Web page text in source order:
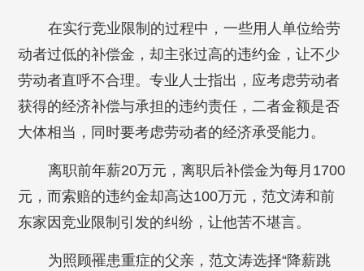
在实行竞业限制的过程中，一些用人单位给劳
动者过低的补偿金，却主张过高的违约金，让不少
劳动者直呼不合理。专业人士指出，应考虑劳动者
获得的经济补偿与承担的违约责任，二者金额是否
大体相当，同时要考虑劳动者的经济承受能力。
离职前年薪20万元，离职后补偿金为每月1700
元，而索赔的违约金却高达100万元，范文涛和前
东家因竞业限制引发的纠纷，让他苦不堪言。
为照顾罹患重症的父亲，范文涛选择“降薪跳